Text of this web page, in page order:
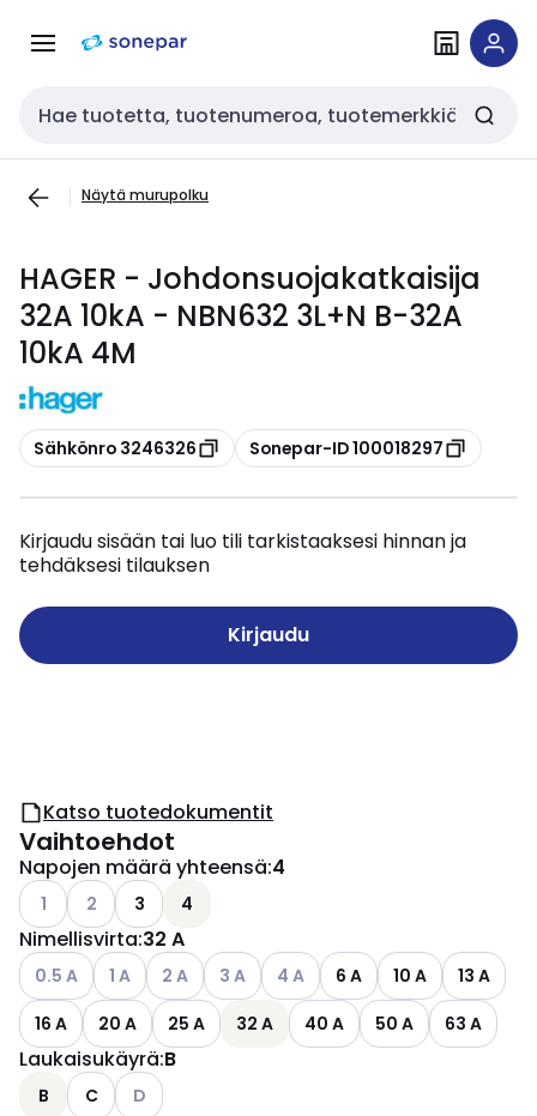
navigointiinsisältöön
Haku
Näytä murupolku
HAGER - Johdonsuojakatkaisija
32A 10kA - NBN632 3L+N B-32A
10kA 4M
Kopioi
Sähkönro 3246326 Kopioi
Sonepar-ID 100018297
Kirjaudu sisään tai luo tili tarkistaaksesi hinnan ja
tehdäksesi tilauksen
Kirjaudu
Katso tuotedokumentit
Vaihtoehdot
Napojen määrä yhteensä:4
Katso käytettävissä olevat vaihtoehdot
1 Katso käytettävissä olevat vaihtoehdot
2 3 4
Nimellisvirta:32 A
Katso käytettävissä olevat vaihtoehdot
0.5 A Katso käytettävissä olevat vaihtoehdot
1 A Katso käytettävissä olevat vaihtoehdot
2 A Katso käytettävissä olevat vaihtoehdot
3 A Katso käytettävissä olevat
4 A 6 A 10 A
13 A
16 A
20 A 25 A 32 A 40 A 50 A 63 A
Laukaisukäyrä:B
B C Katso käytettävissä olevat vaihtoehdot
D